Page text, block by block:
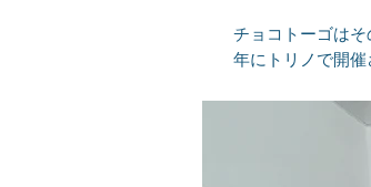
チョコトーゴは
年にトリノで開